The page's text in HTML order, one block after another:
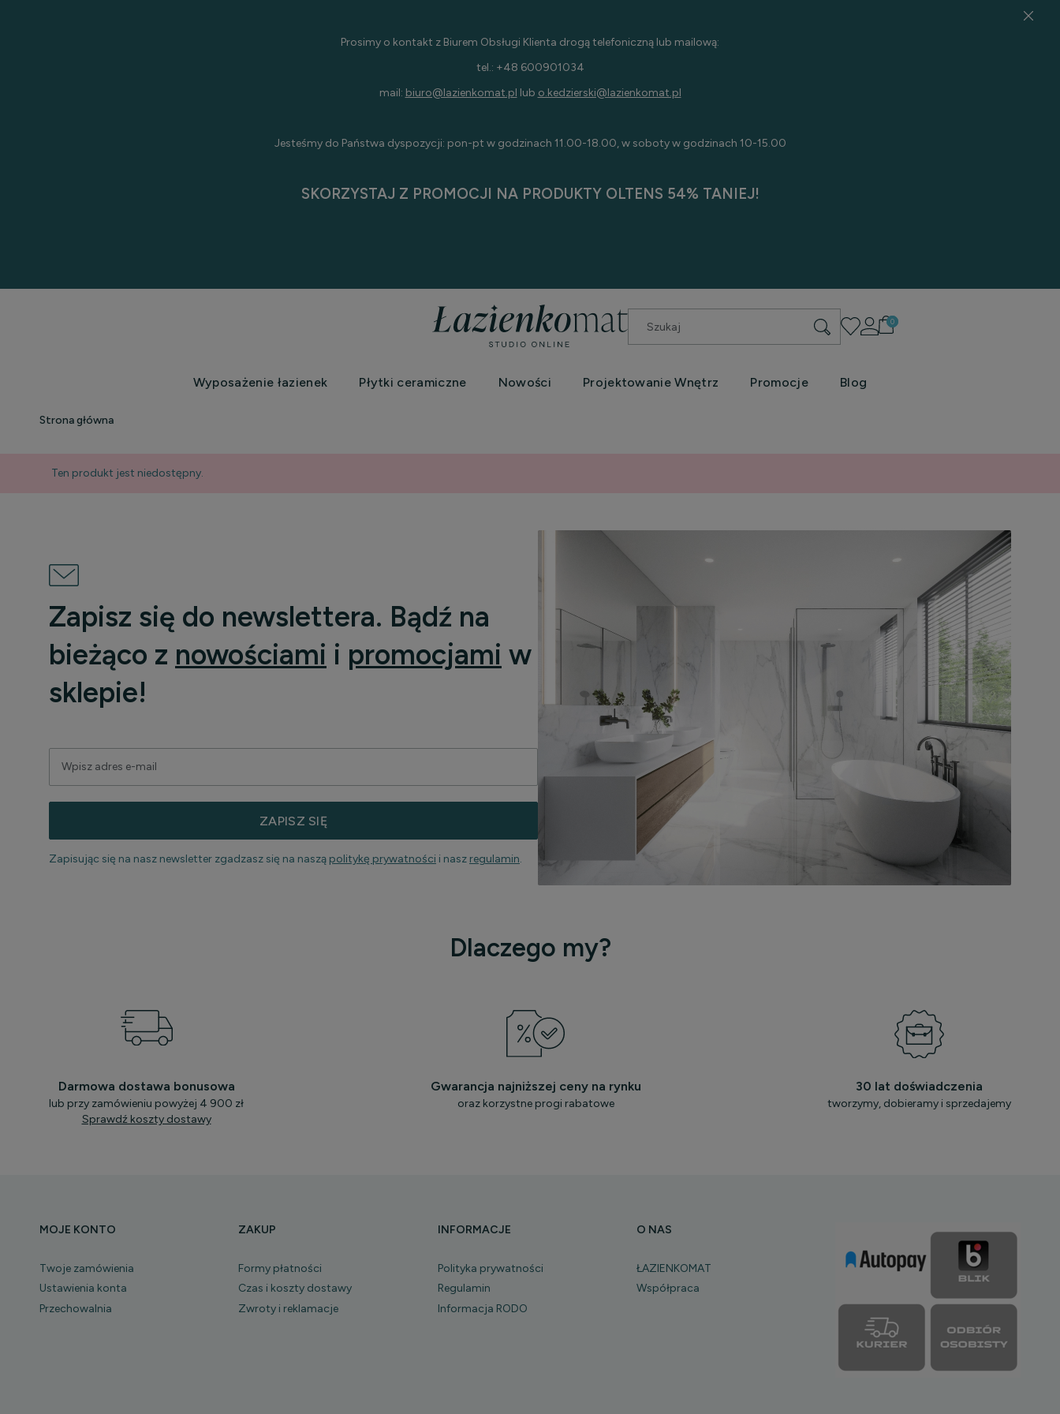
Prosimy o kontakt z Biurem Obsługi Klienta drogą telefoniczną lub mailową:
tel.: +48 600901034
mail: biuro@lazienkomat.pl lub o.kedzierski@lazienkomat.pl
Jesteśmy do Państwa dyspozycji: pon-pt w godzinach 11.00-18.00, w soboty w godzinach 10-15.00
SKORZYSTAJ Z PROMOCJI NA PRODUKTY OLTENS 54% TANIEJ!
Wyposażenie łazienek Płytki ceramiczne Nowości Projektowanie Wnętrz Promocje Blog
Strona główna
Ten produkt jest niedostępny.
Zapisz się do newslettera. Bądź na
bieżąco z nowościami i promocjami w
sklepie!
ZAPISZ SIĘ
Zapisując się na nasz newsletter zgadzasz się na naszą politykę prywatności i nasz regulamin.
Dlaczego my?
Darmowa dostawa bonusowa
lub przy zamówieniu powyżej 4 900 zł
Sprawdź koszty dostawy
Gwarancja najniższej ceny na rynku
oraz korzystne progi rabatowe
30 lat doświadczenia
tworzymy, dobieramy i sprzedajemy
MOJE KONTO
Twoje zamówienia
Ustawienia konta
Przechowalnia
ZAKUP
Formy płatności
Czas i koszty dostawy
Zwroty i reklamacje
INFORMACJE
Polityka prywatności
Regulamin
Informacja RODO
O NAS
ŁAZIENKOMAT
Współpraca